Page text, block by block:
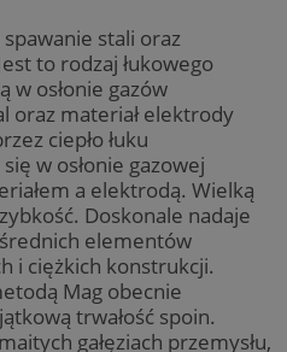
stali oraz
to rodzaj łukowego
w osłonie gazów
oraz materiał elektrody
ciepło łuku
w osłonie gazowej
a elektrodą. Wielką
Doskonale nadaje
elementów
i ciężkich konstrukcji.
Mag obecnie
trwałość spoin.
gałęziach przemysłu,